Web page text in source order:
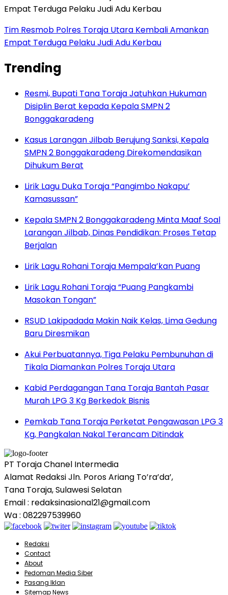
Tim Resmob Polres Toraja Utara Kembali Amankan
Empat Terduga Pelaku Judi Adu Kerbau
Trending
Resmi, Bupati Tana Toraja Jatuhkan Hukuman
Disiplin Berat kepada Kepala SMPN 2
Bonggakaradeng
Kasus Larangan Jilbab Berujung Sanksi, Kepala
SMPN 2 Bonggakaradeng Direkomendasikan
Dihukum Berat
Lirik Lagu Duka Toraja “Pangimbo Nakapu’
Kamasussan”
Kepala SMPN 2 Bonggakaradeng Minta Maaf Soal
Larangan Jilbab, Dinas Pendidikan: Proses Tetap
Berjalan
Lirik Lagu Rohani Toraja Mempala’kan Puang
Lirik Lagu Rohani Toraja “Puang Pangkambi
Masokan Tongan”
RSUD Lakipadada Makin Naik Kelas, Lima Gedung
Baru Diresmikan
Akui Perbuatannya, Tiga Pelaku Pembunuhan di
Tikala Diamankan Polres Toraja Utara
Kabid Perdagangan Tana Toraja Bantah Pasar
Murah LPG 3 Kg Berkedok Bisnis
Pemkab Tana Toraja Perketat Pengawasan LPG 3
Kg, Pangkalan Nakal Terancam Ditindak
PT Toraja Chanel Intermedia
Alamat Redaksi Jln. Poros Ariang To’ra’da’,
Tana Toraja, Sulawesi Selatan
Email : redaksinasional21@gmail.com
Wa : 082297539960
Redaksi
Contact
About
Pedoman Media Siber
Pasang Iklan
Sitemap News